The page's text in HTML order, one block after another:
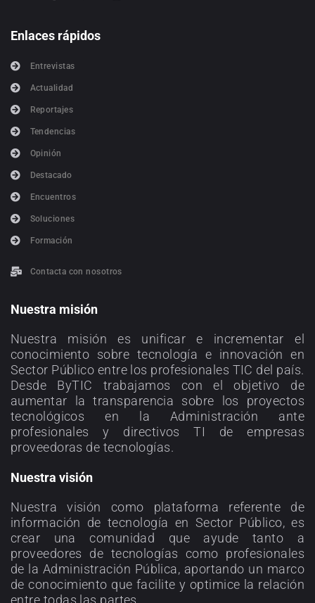
Enlaces rápidos
Entrevistas
Actualidad
Reportajes
Tendencias
Opinión
Destacado
Encuentros
Soluciones
Formación
Contacta con nosotros
Nuestra misión
Nuestra misión es unificar e incrementar el
conocimiento sobre tecnología e innovación en
Sector Público entre los profesionales TIC del país.
Desde ByTIC trabajamos con el objetivo de
aumentar la transparencia sobre los proyectos
tecnológicos en la Administración ante
profesionales y directivos TI de empresas
proveedoras de tecnologías.
Nuestra visión
Nuestra visión como plataforma referente de
información de tecnología en Sector Público, es
crear una comunidad que ayude tanto a
proveedores de tecnologías como profesionales
de la Administración Pública, aportando un marco
de conocimiento que facilite y optimice la relación
entre todas las partes.